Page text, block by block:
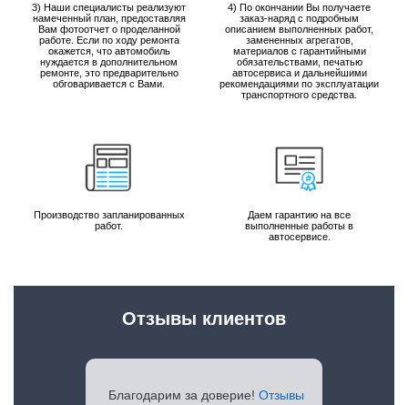
3) Наши специалисты реализуют
намеченный план, предоставляя
Вам фотоотчет о проделанной
работе. Если по ходу ремонта
окажется, что автомобиль
нуждается в дополнительном
ремонте, это предварительно
обговаривается с Вами.
4) По окончании Вы получаете
заказ-наряд с подробным
описанием выполненных работ,
замененных агрегатов,
материалов с гарантийными
обязательствами, печатью
автосервиса и дальнейшими
рекомендациями по эксплуатации
транспортного средства.
Производство запланированных
работ.
Даем гарантию на все
выполненные работы в
автосервисе.
Благодарим за доверие! Отзывы
Отзывы клиентов